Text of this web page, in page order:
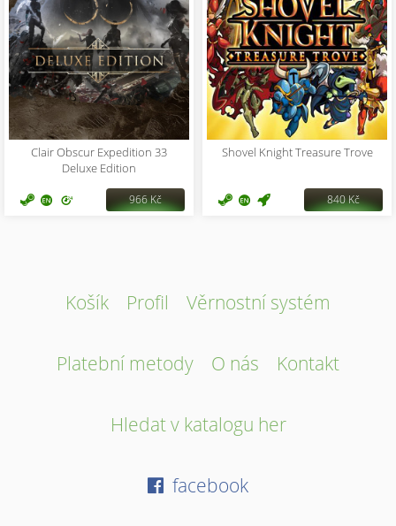
Clair Obscur Expedition 33
Deluxe Edition
966 Kč
Shovel Knight Treasure Trove
840 Kč
Košík Profil Věrnostní systém
Platební metody O nás Kontakt
Hledat v katalogu her
facebook